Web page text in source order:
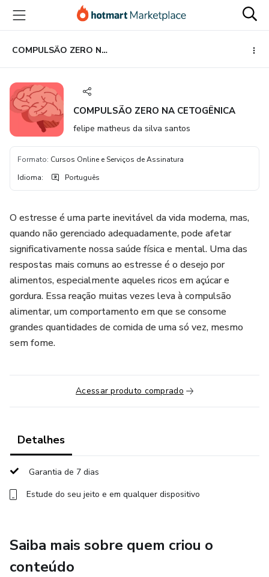
para
conteúdo
principal
para
pagamento
para
rodapé
COMPULSÃO ZERO NA CETOGÊNICA
COMPULSÃO ZERO NA CETOGÊNICA
felipe matheus da silva santos
Formato: Cursos Online e Serviços de Assinatura
Idioma: Português
O estresse é uma parte inevitável da vida moderna, mas,
quando não gerenciado adequadamente, pode afetar
significativamente nossa saúde física e mental. Uma das
respostas mais comuns ao estresse é o desejo por
alimentos, especialmente aqueles ricos em açúcar e
gordura. Essa reação muitas vezes leva à compulsão
alimentar, um comportamento em que se consome
grandes quantidades de comida de uma só vez, mesmo
sem fome.
Acessar produto comprado
Detalhes
Garantia de 7 dias
Estude do seu jeito e em qualquer dispositivo
Saiba mais sobre quem criou o
conteúdo